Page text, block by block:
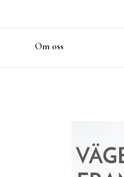
Om oss